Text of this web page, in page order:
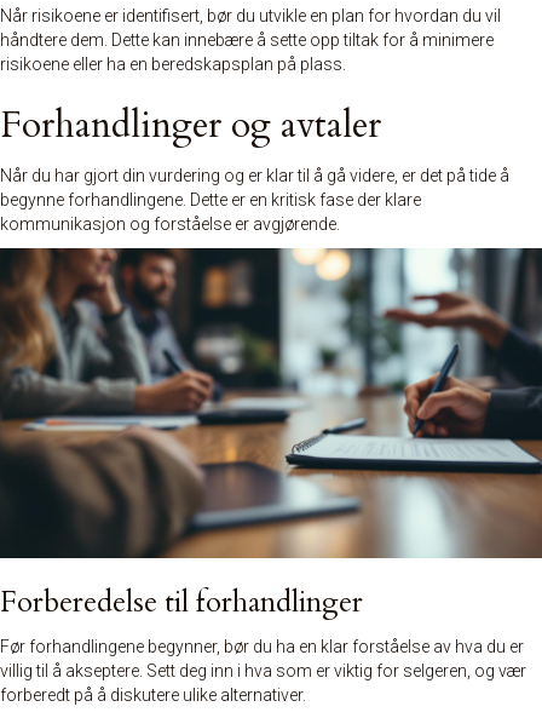
Når risikoene er identifisert, bør du utvikle en plan for hvordan du vil
håndtere dem. Dette kan innebære å sette opp tiltak for å minimere
risikoene eller ha en beredskapsplan på plass.
Forhandlinger og avtaler
Når du har gjort din vurdering og er klar til å gå videre, er det på tide å
begynneforhandlingene . Dette er en kritisk fase der klare
kommunikasjon og forståelse er avgjørende.
Forberedelse til forhandlinger
Før forhandlingene begynner, bør du ha en klar forståelse av hva du er
villig til å akseptere. Sett deg inn i hva som er viktig for selgeren, og vær
forberedt på å diskutere ulike alternativer.